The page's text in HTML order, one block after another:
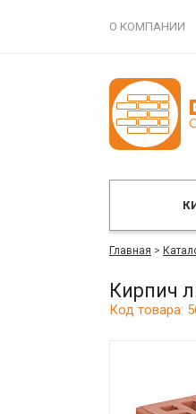
О КОМПАНИИ
Главная >
Кирпич
Код товара: